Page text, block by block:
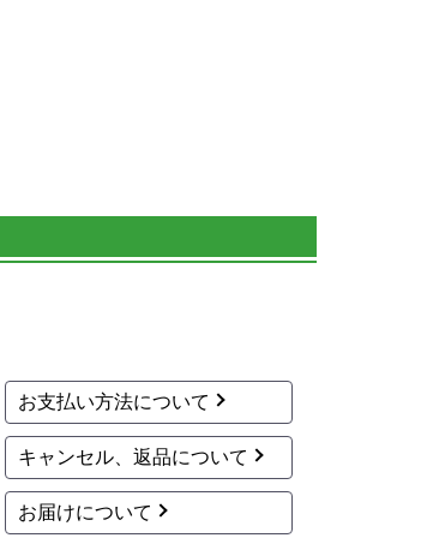
お支払い方法について
キャンセル、返品について
お届けについて